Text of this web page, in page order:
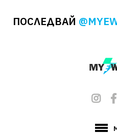
ПОСЛЕДВАЙ